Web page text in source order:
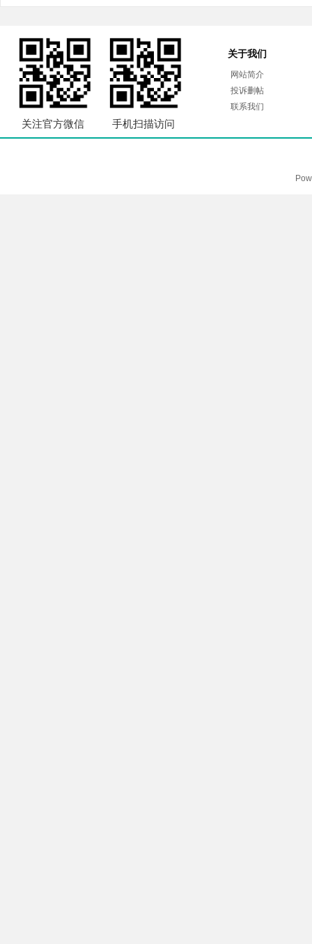
关注官方微信 手机扫描访问
关于我们
网站简介
投诉删帖
联系我们